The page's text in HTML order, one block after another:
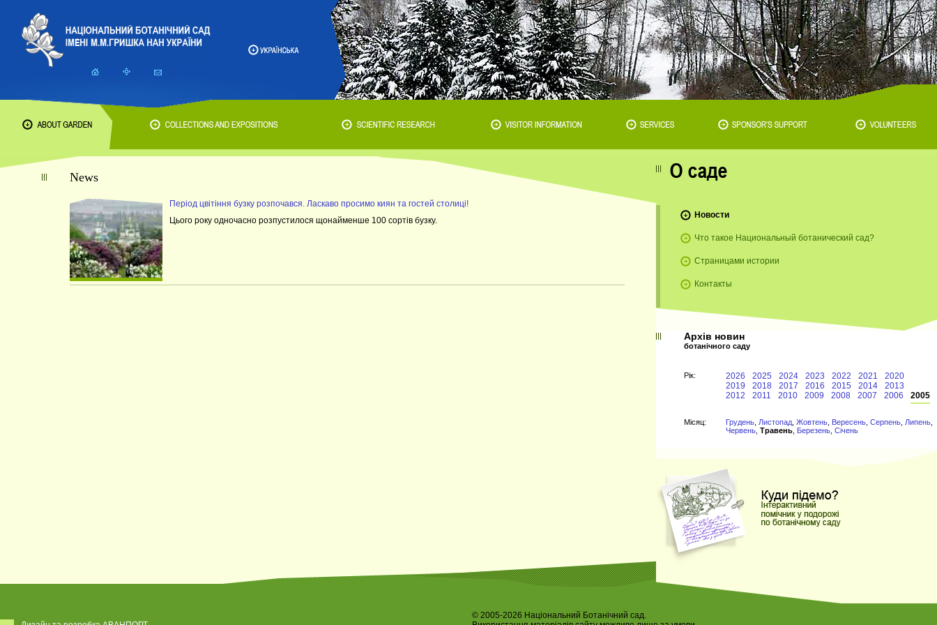
News
Період цвітіння бузку розпочався. Ласкаво просимо киян та гостей столиці!
Цього року одночасно розпустилося щонайменше 100 сортів бузку.
Новости
Что такое Национальный ботанический сад?
Страницами истории
Контакты
Архів новин
ботанічного саду
Рiк: 2026 2025 2024 2023 2022 2021
2020
2019
2018 2017 2016 2015 2014
2013
2012
2011 2010 2009 2008 2007 2006 2005
Мiсяц: Грудень Листопад Жовтень Вересень Серпень Липень
Червень Травень Березень Січень
© 2005-2026 Національний Ботанічний сад.